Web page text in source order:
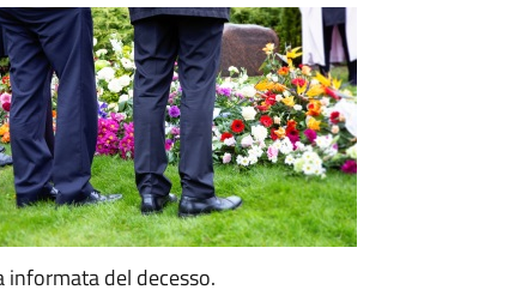
informata del decesso.